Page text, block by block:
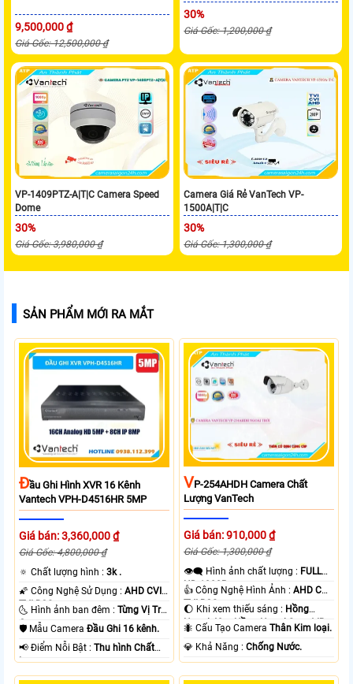
9,500,000 ₫
Giá Gốc: 12,500,000 ₫
30%
Giá Gốc: 1,200,000 ₫
VP-1409PTZ-A|T|C Camera Speed
Dome
30%
Giá Gốc: 3,980,000 ₫
Camera Giá Rẻ VanTech VP-
1500A|T|C
30%
Giá Gốc: 1,300,000 ₫
SẢN PHẨM MỚI RA MẮT
ĐẦu Ghi Hình XVR 16 Kênh
Vantech VPH-D4516HR 5MP
Giá bán: 3,360,000 ₫
Giá Gốc: 4,800,000 ₫
🔅 Chất lượng hình :3k .
🌠 Công Nghệ Sử Dụng :AHD CVI
TVI BCS.
🌜 Hình ảnh ban đêm :Từng Vị Trí
Camera .
🛡 Mẫu CameraĐầu Ghi 16 kênh.
️📢 Điểm Nỗi Bật :Thu hình Chất
Lượng.
VP-254AHDH Camera Chất
Lượng VanTech
Giá bán: 910,000 ₫
Giá Gốc: 1,300,000 ₫
👁️‍🗨 Hình ảnh chất lượng : FULL
HD 1080P .
👍 Công Nghệ Hình Ảnh :AHD CVI
TVI BCS.
🌔 Khi xem thiếu sáng : Hồng
Ngoại 40m Hồng Ngoại Smart IR.
🐜 Cấu Tạo CameraThân Kim loại.
️💎 Khả Năng :Chống Nước.